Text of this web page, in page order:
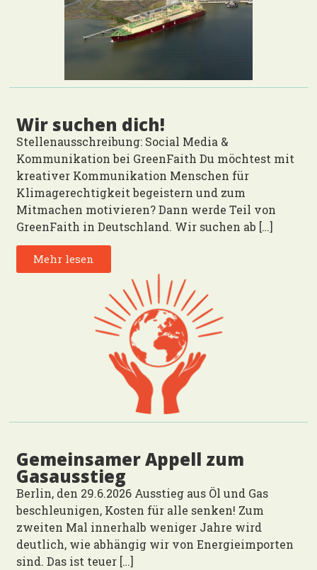
Wir suchen dich!
Stellenausschreibung: Social Media &
Kommunikation bei GreenFaith Du möchtest mit
kreativer Kommunikation Menschen für
Klimagerechtigkeit begeistern und zum
Mitmachen motivieren? Dann werde Teil von
GreenFaith in Deutschland. Wir suchen ab […]
Mehr lesen
Gemeinsamer Appell zum
Gasausstieg
Berlin, den 29.6.2026 Ausstieg aus Öl und Gas
beschleunigen, Kosten für alle senken! Zum
zweiten Mal innerhalb weniger Jahre wird
deutlich, wie abhängig wir von Energieimporten
sind. Das ist teuer […]